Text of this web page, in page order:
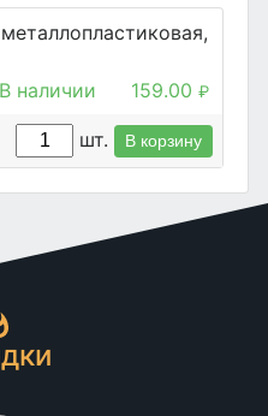
В наличии 159.00 ₽
шт. В корзину